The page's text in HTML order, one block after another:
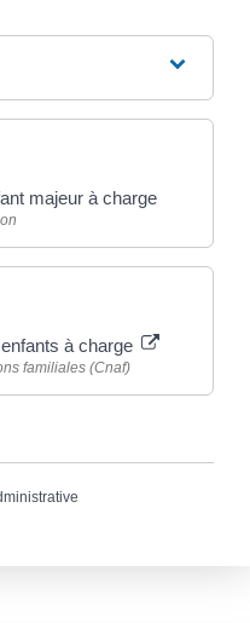
majeur à charge
à charge
familiales (Cnaf)